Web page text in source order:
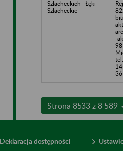
Szlacheckich - Łęki
Szlacheckie
-
Strona 8533 z 8 589
Deklaracja dostępności